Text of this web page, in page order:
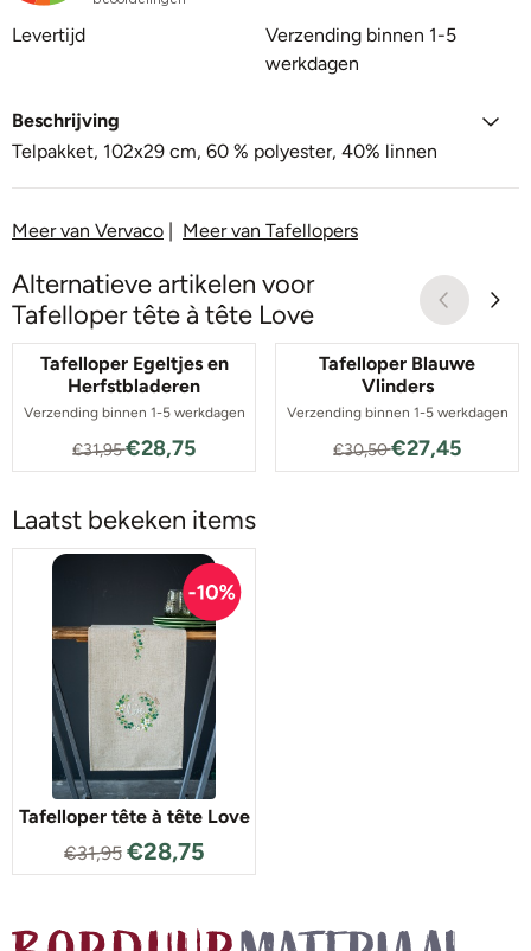
Levertijd
Verzending binnen 1-5
werkdagen
Beschrijving
Telpakket, 102x29 cm, 60 % polyester, 40% linnen
Meer van Vervaco | Meer van Tafellopers
Alternatieve artikelen voor
Tafelloper tête à tête Love
Tafelloper Egeltjes en
Herfstbladeren
Verzending binnen 1-5 werkdagen
Van 31,95 voor 28,75
€31,95€28,75
Tafelloper Blauwe
Vlinders
Verzending binnen 1-5 werkdagen
Van 30,50 voor
€30,50€27,45
Laatst bekeken items
Tafelloper tête à tête Love
€31,95 €28,75